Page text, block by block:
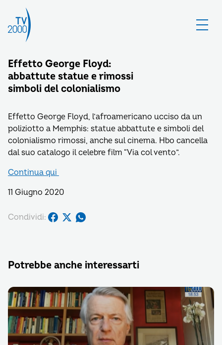
Effetto George Floyd:
abbattute statue e rimossi
simboli del colonialismo
Effetto George Floyd, l’afroamericano ucciso da un
poliziotto a Memphis: statue abbattute e simboli del
colonialismo rimossi, anche sul cinema. Hbo cancella
dal suo catalogo il celebre film “Via col vento”.
Continua qui
11 Giugno 2020
Condividi:
Potrebbe anche interessarti